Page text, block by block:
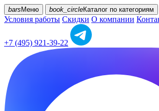
bars Меню book_circleКаталог по категориям
Условия работы Скидки О компании
+7 (495) 921-39-22